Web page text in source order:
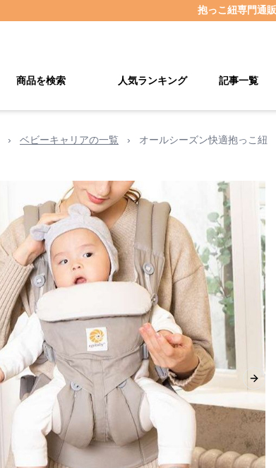
抱っこ紐専門通
商品を検索 人気ランキング 記事一覧
› ベビーキャリアの一覧 › オールシーズン快適抱っこ紐
Next